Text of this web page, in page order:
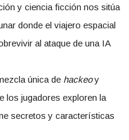
y ciencia ficción nos sitúa
donde el viajero espacial
al ataque de una IA
única de hackeoy
los jugadores exploren la
secretos y características